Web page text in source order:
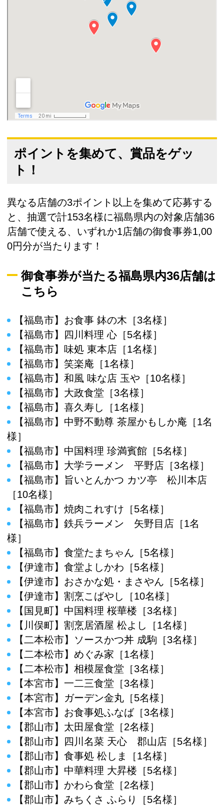
ポイントを集めて、賞品をゲッ
ト！
異なる店舗の3ポイント以上を集めて応募する
と、抽選で計153名様に福島県内の対象店舗36
店舗で使える、いずれか1店舗の御食事券1,00
0円分が当たります！
御食事券が当たる福島県内36店舗は
こちら
【福島市】お食事 鉢の木［3名様］
【福島市】四川料理 心［5名様］
【福島市】味処 東本店［1名様］
【福島市】笑楽庵［1名様］
【福島市】和風 味な店 玉や［10名様］
【福島市】大政食堂［3名様］
【福島市】喜久寿し［1名様］
【福島市】中野不動尊 茶屋かもしか庵［1名
様］
【福島市】中国料理 珍満賓館［5名様］
【福島市】大学ラーメン 平野店［3名様］
【福島市】旨いとんかつ カツ亭 松川本店
［10名様］
【福島市】焼肉これすけ［5名様］
【福島市】鉄兵ラーメン 矢野目店［1名
様］
【福島市】食堂たまちゃん［5名様］
【伊達市】食堂よしかわ［5名様］
【伊達市】おさかな処・まさやん［5名様］
【伊達市】割烹こばやし［10名様］
【国見町】中国料理 桜華楼［3名様］
【川俣町】割烹居酒屋 松よし［1名様］
【二本松市】ソースかつ丼 成駒［3名様］
【二本松市】めぐみ家［1名様］
【二本松市】相模屋食堂［3名様］
【本宮市】一二三食堂［3名様］
【本宮市】ガーデン金丸［5名様］
【本宮市】お食事処ふなば［3名様］
【郡山市】太田屋食堂［2名様］
【郡山市】四川名菜 天心 郡山店［5名様］
【郡山市】食事処 松しま［1名様］
【郡山市】中華料理 大昇楼［5名様］
【郡山市】かわら食堂［2名様］
【郡山市】みちくさ ふらり［5名様］